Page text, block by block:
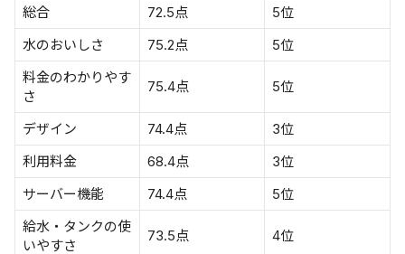
総合
72.5点
5位
水のおいしさ
75.2点
5位
料金のわかりやす
さ
75.4点 5位
デザイン 74.4点
3位
利用料金
68.4点
3位
サーバー機能
74.4点
5位
給水・タンクの使
いやすさ
73.5点 4位